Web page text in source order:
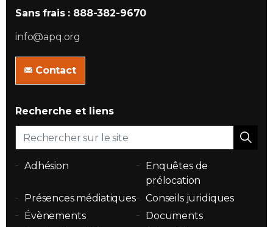
Sans frais : 888-382-9670
info@apq.org
Contact
Recherche et liens
Adhésion
Enquêtes de
prélocation
Présences médiatiques
Conseils juridiques
Évènements
Documents